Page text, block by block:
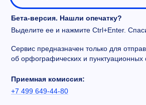
Бета-версия. Нашли опечатку?
Выделите ее и нажмите Ctrl+Enter.
Сервис предназначен только для
об орфографических и пунктуационных
Приемная комиссия:
+7 499 649-44-80